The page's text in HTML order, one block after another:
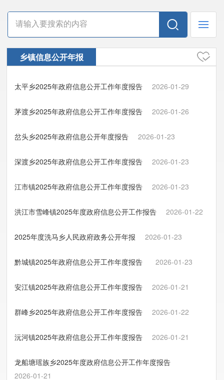
乡镇信息公开年报
太平乡2025年政府信息公开工作年度报告 2026-01-29
茅渡乡2025年政府信息公开工作年度报告 2026-01-26
岔头乡2025年政府信息公开年度报告 2026-01-23
深渡乡2025年政府信息公开工作年度报告 2026-01-23
江市镇2025年政府信息公开工作年度报告 2026-01-23
洪江市雪峰镇2025年度政府信息公开工作报告 2026-01-22
2025年度洗马乡人民政府政务公开年报 2026-01-23
黔城镇2025年政府信息公开工作年度报告 2026-01-23
安江镇2025年政府信息公开工作年度报告 2026-01-21
群峰乡2025年政府信息公开工作年度报告 2026-01-22
沅河镇2025年政府信息公开工作年度报告 2026-01-21
龙船塘瑶族乡2025年度政府信息公开工作年度报告
2026-01-21